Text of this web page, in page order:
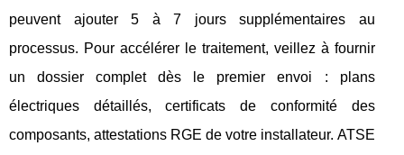
peuvent ajouter 5 à 7 jours supplémentaires au
processus. Pour accélérer le traitement, veillez à fournir
un dossier complet dès le premier envoi : plans
électriques détaillés, certificats de conformité des
composants, attestations RGE de votre installateur. ATSE